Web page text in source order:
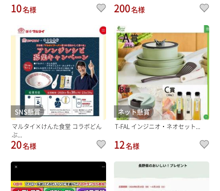
10名様 200名様
SNS懸賞
マルタイ×けんた食堂 コラボどん
ぶ...
20名様
ネット懸賞
T-FAL インジニオ・ネオセット...
12名様